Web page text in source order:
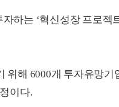
하는 ‘혁신성장 프로젝
위해 6000개 투자유망기
이다.